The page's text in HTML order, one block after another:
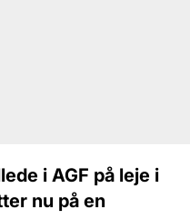
i AGF på leje i
nu på en